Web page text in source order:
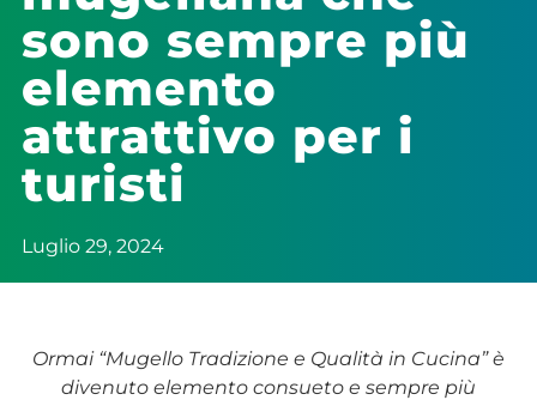
sono sempre più
elemento
attrattivo per i
turisti
Luglio 29, 2024
Ormai “Mugello Tradizione e Qualità in Cucina” è
divenuto elemento consueto e sempre più